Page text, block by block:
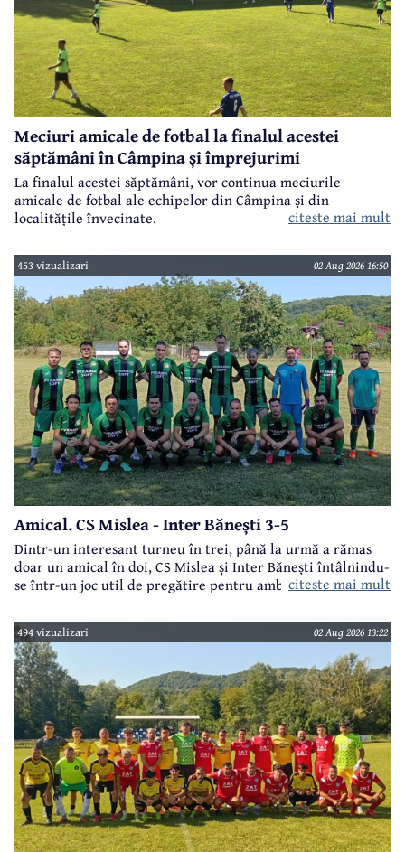
Meciuri amicale de fotbal la finalul acestei
săptămâni în Câmpina și împrejurimi
La finalul acestei săptămâni, vor continua meciurile
amicale de fotbal ale echipelor din Câmpina și din
localitățile învecinate.
citeste mai mult
453 vizualizari 02 Aug 2026 16:50
Amical. CS Mislea - Inter Bănești 3-5
Dintr-un interesant turneu în trei, până la urmă a rămas
doar un amical în doi, CS Mislea și Inter Bănești întâlnindu-
se într-un joc util de pregătire pentru ambele formații.
citeste mai mult
494 vizualizari 02 Aug 2026 13:22